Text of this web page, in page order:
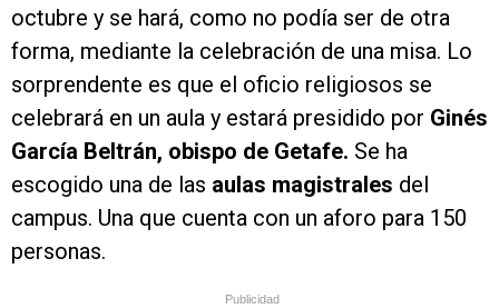
octubre y se hará, como no podía ser de otra
forma, mediante la celebración de una misa. Lo
sorprendente es que el oficio religiosos se
celebrará en un aula y estará presidido por Ginés
García Beltrán, obispo de Getafe. Se ha
escogido una de las aulas magistrales del
campus. Una que cuenta con un aforo para 150
personas.
Publicidad